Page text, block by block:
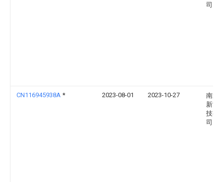
司
CN116945938A * 2023-08-01 2023-10-27
南通
新能
技有
司